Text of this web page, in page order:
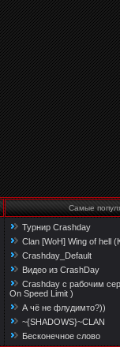
Самые
Турнир Crashday
Clan [WoH] Wing of hell
Crashday_Default
Видео из CrashDay
Crashday с рабочим
On Speed Limit )
А чё не флудимто?))
~{SHADOWS}~CLAN
Бесконечное слово